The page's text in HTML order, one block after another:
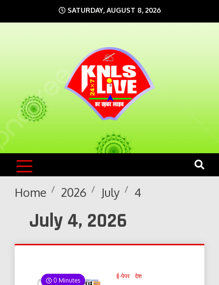
to
SATURDAY, AUGUST 8, 2026
KNLS LIVE
India`s No.1 News Portal
Home 2026 July 4
July 4, 2026
0 Minutes
ई-पेपर देश